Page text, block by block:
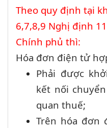
Theo quy định tại
6,7,8,9 Nghị định
Chính phủ thì:
Hóa đơn điện tử
Phải được
kết nối
quan thuế;
Trên hóa đơn